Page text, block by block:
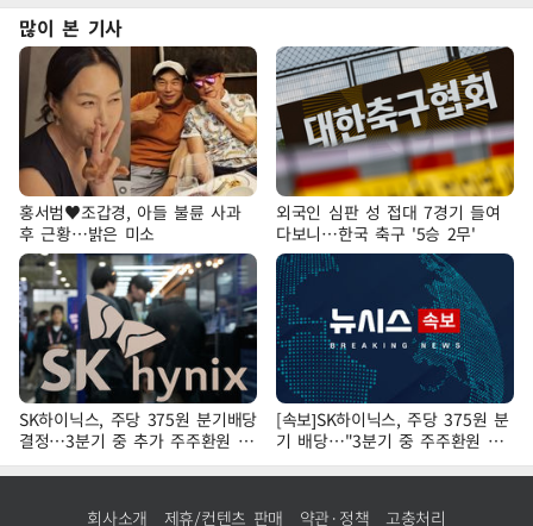
많이 본 기사
홍서범♥조갑경, 아들 불륜 사과
후 근황…밝은 미소
외국인 심판 성 접대 7경기 들여
다보니…한국 축구 '5승 2무'
SK하이닉스, 주당 375원 분기배당
결정…3분기 중 추가 주주환원 발
표
[속보]SK하이닉스, 주당 375원 분
기 배당…"3분기 중 주주환원 방
안 확정"
회사소개 제휴/컨텐츠 판매 약관·정책 고충처리